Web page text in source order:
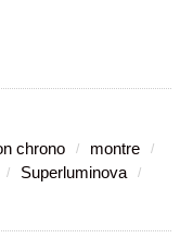
chrono
montre
Superluminova